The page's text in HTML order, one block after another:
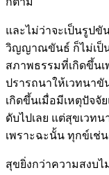
และไม่ว่าจะเป็นรูป
วิญญาณขันธ์ ก็ไม่เป็น
สภาพธรรมที่เกิดขึ้นเ
ปรารถนาให้เวทนาขั
เกิดขึ้นเมื่อมีเหตุปัจจั
ดับไปเลย แต่สุขเวท
เพราะฉะนั้น ทุกข์เช่
สุขยิ่งกว่าความสงบไ